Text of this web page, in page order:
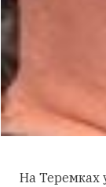
На Теремках